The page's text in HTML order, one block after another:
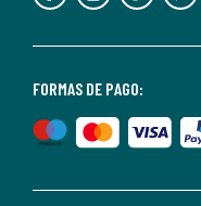
FORMAS DE PAGO: